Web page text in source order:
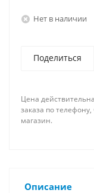
Нет в наличии
Поделиться
Цена
заказа по
магазин.
Описание